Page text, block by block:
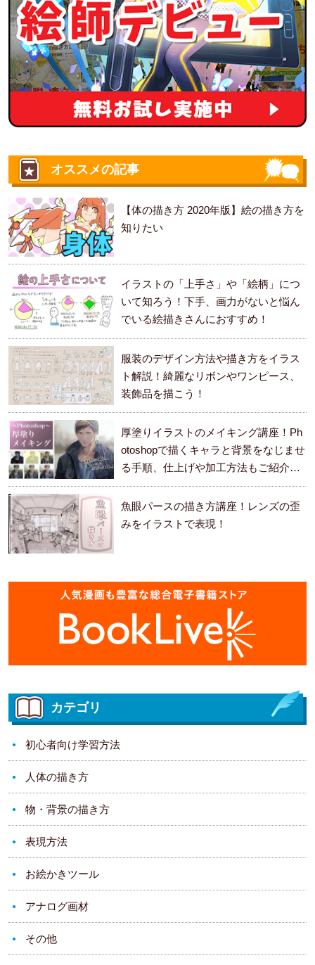
オススメの記事
【体の描き方 2020年版】絵の描き方を
知りたい
イラストの「上手さ」や「絵柄」につ
いて知ろう！下手、画力がないと悩ん
でいる絵描きさんにおすすめ！
服装のデザイン方法や描き方をイラス
ト解説！綺麗なリボンやワンピース、
装飾品を描こう！
厚塗りイラストのメイキング講座！Ph
otoshopで描くキャラと背景をなじませ
る手順、仕上げや加工方法もご紹介し
ます。
魚眼パースの描き方講座！レンズの歪
みをイラストで表現！
カテゴリ
初心者向け学習方法
人体の描き方
物・背景の描き方
表現方法
お絵かきツール
アナログ画材
その他